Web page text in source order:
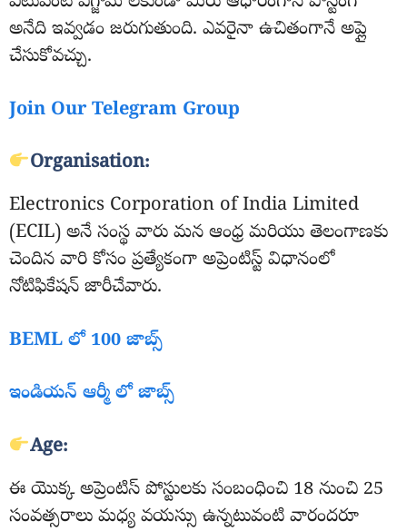
అనేది ఇవ్వడం జరుగుతుంది. ఎవరైనా ఉచితంగానే అప్లై
చేసుకోవచ్చు.
Join Our Telegram Group
Organisation:
Electronics Corporation of India Limited
(ECIL) అనే సంస్థ వారు మన ఆంధ్ర మరియు తెలంగాణకు
చెందిన వారి కోసం ప్రత్యేకంగా అప్రెంటిస్ట్ విధానంలో
నోటిఫికేషన్ జారీచేవారు.
BEML లో 100 జాబ్స్
ఇండియన్ ఆర్మీ లో జాబ్స్
Age:
ఈ యొక్క అప్రెంటిస్ పోస్టులకు సంబంధించి 18 నుంచి 25
సంవత్సరాలు మధ్య వయస్సు ఉన్నటువంటి వారందరూ